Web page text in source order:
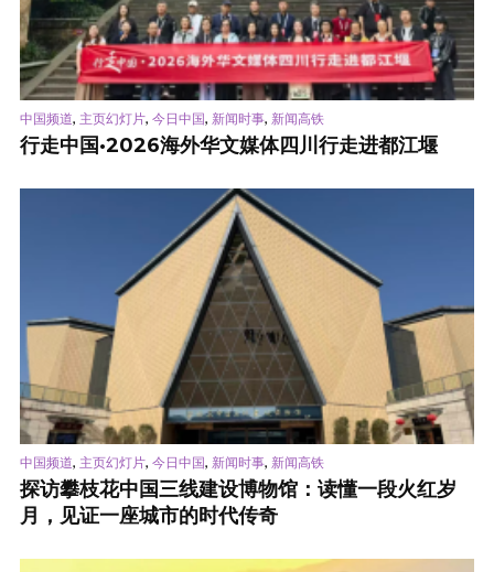
中国频道, 主页幻灯片, 今日中国, 新闻时事, 新闻高铁
行走中国·2026海外华文媒体四川行走进都江堰
中国频道, 主页幻灯片, 今日中国, 新闻时事, 新闻高铁
探访攀枝花中国三线建设博物馆：读懂一段火红岁
月，见证一座城市的时代传奇